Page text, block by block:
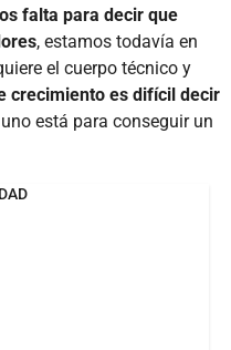
falta para decir que
, estamos todavía en
el cuerpo técnico y
crecimiento es difícil decir
está para conseguir un